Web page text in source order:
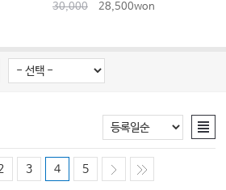
30,000
28,500won
3 4 5